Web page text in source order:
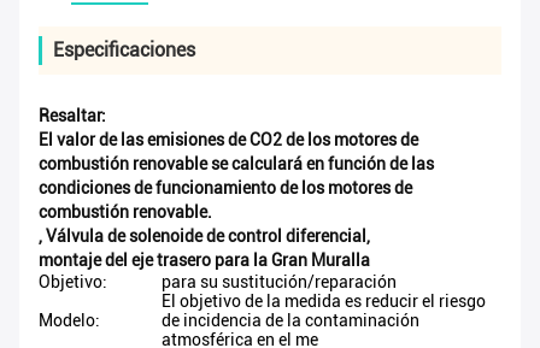
Especificaciones
Resaltar:
El valor de las emisiones de CO2 de los motores de
combustión renovable se calculará en función de las
condiciones de funcionamiento de los motores de
combustión renovable.
,Válvula de solenoide de control diferencial ,
montaje del eje trasero para la Gran Muralla
Objetivo:
para su sustitución/reparación
Modelo:
El objetivo de la medida es reducir el riesgo
de incidencia de la contaminación
atmosférica en el me